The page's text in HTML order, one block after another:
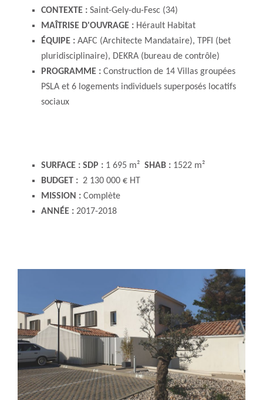
CONTEXTE : Saint-Gely-du-Fesc (34)
MAÎTRISE D'OUVRAGE : Hérault Habitat
ÉQUIPE : AAFC (Architecte Mandataire), TPFI (bet
pluridisciplinaire), DEKRA (bureau de contrôle)
PROGRAMME : Construction de 14 Villas groupées
PSLA et 6 logements individuels superposés locatifs
sociaux
SURFACE : SDP : 1 695 m² SHAB : 1522 m²
BUDGET : 2 130 000 € HT
MISSION : Complète
ANNÉE : 2017-2018